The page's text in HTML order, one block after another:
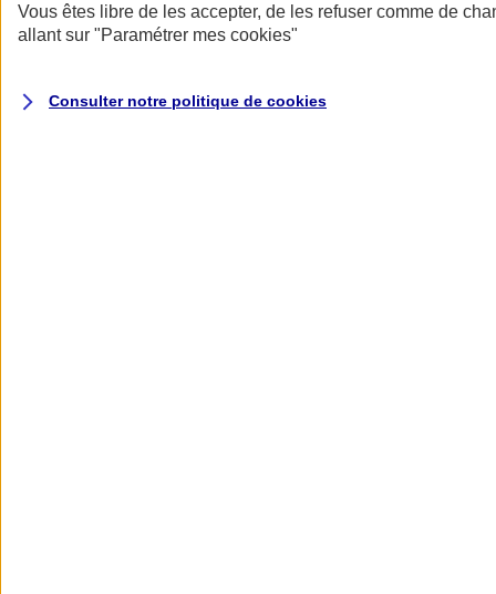
AXA Assurance
Vous êtes libre de les accepter, de les refuser comme de
allant sur "Paramétrer mes cookies"
Consulter notre politique de cookies